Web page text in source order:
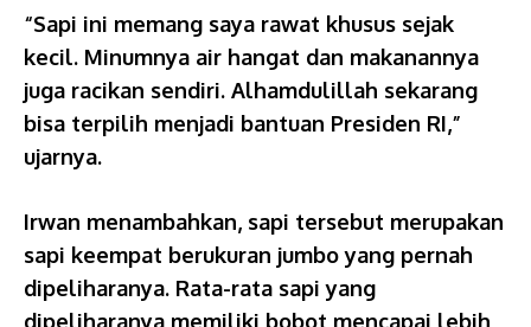
“Sapi ini memang saya rawat khusus sejak
kecil. Minumnya air hangat dan makanannya
juga racikan sendiri. Alhamdulillah sekarang
bisa terpilih menjadi bantuan Presiden RI,”
ujarnya.
Irwan menambahkan, sapi tersebut merupakan
sapi keempat berukuran jumbo yang pernah
dipeliharanya. Rata-rata sapi yang
dipeliharanya memiliki bobot mencapai lebih